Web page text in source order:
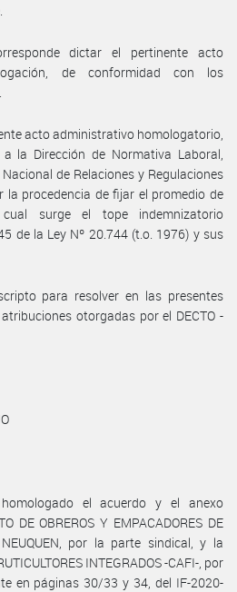
dictar el pertinente acto
de conformidad con los
acto administrativo homologatorio,
la Dirección de Normativa Laboral,
de Relaciones y Regulaciones
la procedencia de fijar el promedio de
surge el tope indemnizatorio
de la Ley Nº 20.744 (t.o. 1976) y sus
para resolver en las presentes
otorgadas por el DECTO -
homologado el acuerdo y el anexo
DE OBREROS Y EMPACADORES DE
por la parte sindical, y la
INTEGRADOS -CAFI-, por
en páginas 30/33 y 34, del IF-2020-